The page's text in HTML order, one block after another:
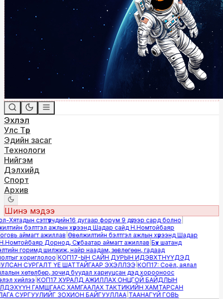
Эхлэл
Улс Төр
Эдийн засаг
Технологи
Нийгэм
Дэлхийд
Спорт
Архив
Шинэ мэдээ
сэтгүүлчдийн16 дугаар форум 9 дүгээр сард болно|
бэлтгэл ажлын хүрээнд Шадар сайд Н.Номтойбаяр
аймагт ажиллав|Өвөлжилтийн бэлтгэл ажлын хүрээнд Шадар
Дорнод, Сүхбаатар аймагт ажиллав|Бүх шатанд
горимд шилжиж, найр наадам, зөвлөгөөн, гадаад
хориглолоо|КОП17-ЫН САЙН ДУРЫН ИДЭВХТНҮҮДЭД
СУРГАЛТ ҮЕ ШАТТАЙГААР ЭХЭЛЛЭЭ|КОП17: Соёл, аялал
хөтөлбөр, зочид буудал хариуцсан дэд хорооноос
хийлээ|КОП17 ХУРАЛД АЖИЛЛАХ ОНЦГОЙ БАЙДЛЫН
ГАМШГААС ХАМГААЛАХ ТАКТИКИЙН ХАМТАРСАН
СУРГУУЛИЙГ ЗОХИОН БАЙГУУЛЛАА|ТААНАГҮЙ ГОВЬ